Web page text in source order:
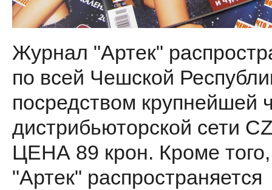
Журнал "Артек"
по всей Чешской
посредством крупнейшей
дистрибьюторской сети
ЦЕНА 89 крон. Кроме
"Артек" распространяется